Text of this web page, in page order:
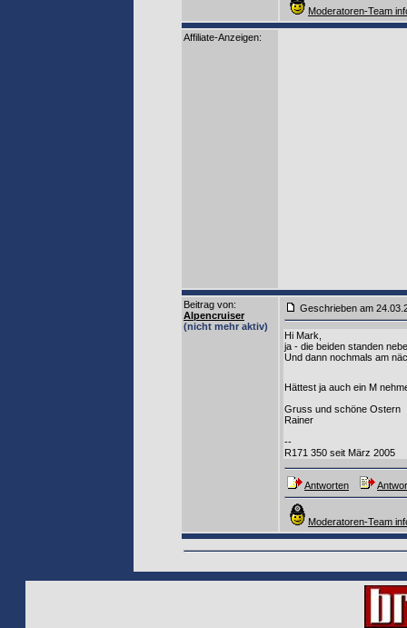
Moderatoren-Team
Affiliate-Anzeigen:
Beitrag von:
Alpencruiser
(nicht mehr aktiv)
Geschrieben am
Hi Mark,
ja - die beiden standen
Und dann nochmals am
Hättest ja auch ein M
Gruss und schöne Ostern
Rainer
--
R171 350 seit März 2005
Antworten
Moderatoren-Team